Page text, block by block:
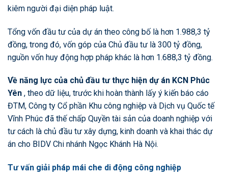
kiêm người đại diện pháp luật.
Tổng vốn đầu tư của dự án theo công bố là hơn 1.988,3 tỷ
đồng, trong đó, vốn góp của Chủ đầu tư là 300 tỷ đồng,
nguồn vốn huy động hợp pháp khác là hơn 1.688,3 tỷ đồng.
Về năng lực của chủ đầu tư thực hiện dự án KCN Phúc
Yên , theo dữ liệu, trước khi hoàn thành lấy ý kiến báo cáo
ĐTM, Công ty Cổ phần Khu công nghiệp và Dịch vụ Quốc tế
Vĩnh Phúc đã thế chấp Quyền tài sản của doanh nghiệp với
tư cách là chủ đầu tư xây dựng, kinh doanh và khai thác dự
án cho BIDV Chi nhánh Ngọc Khánh Hà Nội.
Tư vấn giải pháp mái che di động công nghiệp